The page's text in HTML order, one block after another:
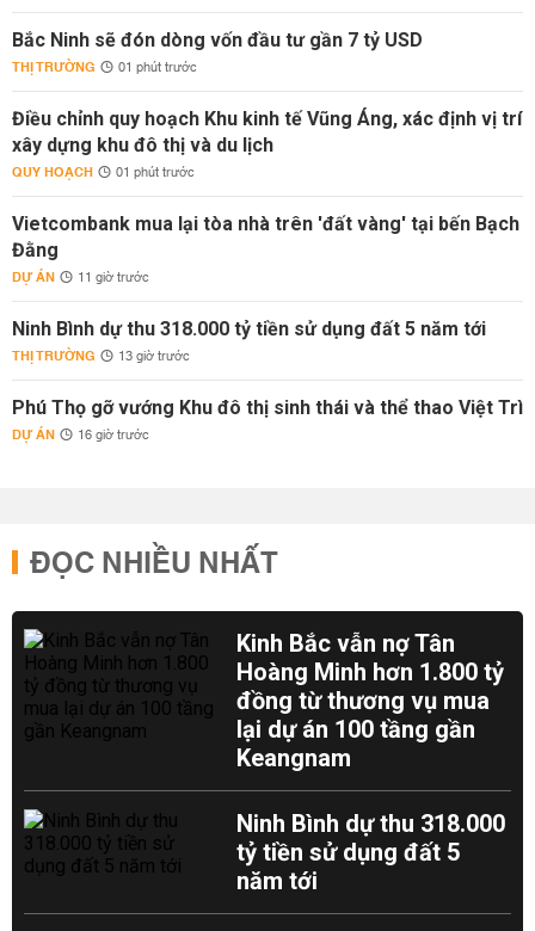
Bắc Ninh sẽ đón dòng vốn đầu tư gần 7 tỷ USD
THỊ TRƯỜNG 01 phút trước
Điều chỉnh quy hoạch Khu kinh tế Vũng Áng, xác định vị trí
xây dựng khu đô thị và du lịch
QUY HOẠCH 01 phút trước
Vietcombank mua lại tòa nhà trên 'đất vàng' tại bến Bạch
Đằng
DỰ ÁN 11 giờ trước
Ninh Bình dự thu 318.000 tỷ tiền sử dụng đất 5 năm tới
THỊ TRƯỜNG 13 giờ trước
Phú Thọ gỡ vướng Khu đô thị sinh thái và thể thao Việt Trì
DỰ ÁN 16 giờ trước
ĐỌC NHIỀU NHẤT
Kinh Bắc vẫn nợ Tân
Hoàng Minh hơn 1.800 tỷ
đồng từ thương vụ mua
lại dự án 100 tầng gần
Keangnam
Ninh Bình dự thu 318.000
tỷ tiền sử dụng đất 5
năm tới